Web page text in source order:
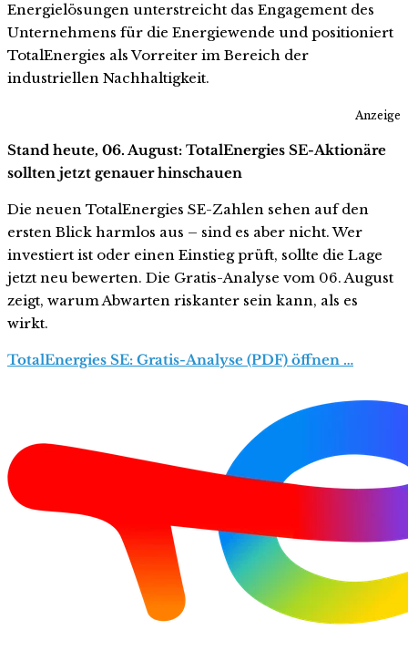
Energielösungen unterstreicht das Engagement des
Unternehmens für die Energiewende und positioniert
TotalEnergies als Vorreiter im Bereich der
industriellen Nachhaltigkeit.
Anzeige
Stand heute, 06. August: TotalEnergies SE-Aktionäre
sollten jetzt genauer hinschauen
Die neuen TotalEnergies SE-Zahlen sehen auf den
ersten Blick harmlos aus – sind es aber nicht. Wer
investiert ist oder einen Einstieg prüft, sollte die Lage
jetzt neu bewerten. Die Gratis-Analyse vom 06. August
zeigt, warum Abwarten riskanter sein kann, als es
wirkt.
TotalEnergies SE: Gratis-Analyse (PDF) öffnen …